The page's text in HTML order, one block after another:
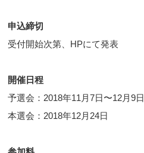
申込締切
受付開始次第、HPにて発表
開催日程
予選会：2018年11月7日〜12月9日
本選会：2018年12月24日